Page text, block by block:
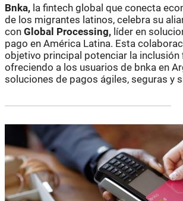
Bnka, la fintech global que conecta
de los migrantes latinos, celebra su
con Global Processing, líder en
pago en América Latina. Esta
objetivo principal potenciar la inclusión
ofreciendo a los usuarios de bnka en
soluciones de pagos ágiles, seguras y